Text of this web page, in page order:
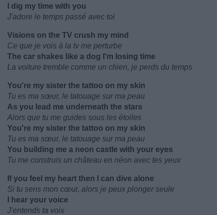
I dig my time with you
J'adore le temps passé avec toi
Visions on the TV crush my mind
Ce que je vois à la tv me perturbe
The car shakes like a dog I'm losing time
La voiture tremble comme un chien, je perds du temps
You're my sister the tattoo on my skin
Tu es ma sœur, le tatouage sur ma peau
As you lead me underneath the stars
Alors que tu me guides sous les étoiles
You're my sister the tattoo on my skin
Tu es ma sœur, le tatouage sur ma peau
You building me a neon castle with your eyes
Tu me construis un château en néon avec tes yeux
If you feel my heart then I can dive alone
Si tu sens mon cœur, alors je peux plonger seule
I hear your voice
J'entends ta voix